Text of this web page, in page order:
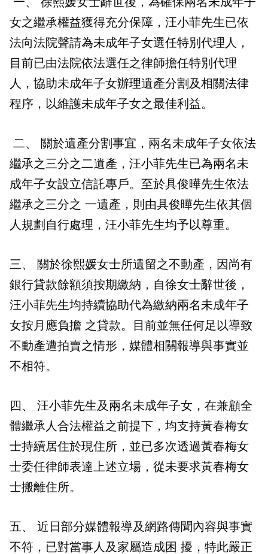
女之繼承權益獲得充分保障，汪小菲先生已依
法向法院聲請為未成年子女選任特別代理人，
目前已由法院依法選任之律師擔任特別代理
人，協助未成年子女辦理遺產分割及相關法律
程序，以維護未成年子女之最佳利益。
二、 關於遺產分割事宜，兩名未成年子女依法
繼承之三分之二遺產，汪小菲先生已為兩名未
成年子女設立信託專戶。至於具俊曄先生依法
繼承之三分之 一遺產，則由具俊曄先生依其個
人規劃自行處理，汪小菲先生均予以尊重。
三、 關於徐熙媛女士所遺留之不動產，因尚有
銀行貸款餘額須按期繳納，自徐女士辭世後，
汪小菲先生均持續協助代為繳納兩名未成年子
女按月應負擔 之貸款。目前並無任何足以導致
不動產遭拍賣之情形，媒體相關報導與事實並
不相符。
四、 汪小菲先生及兩名未成年子女，在兼顧全
體繼承人合法權益之前提下，均支持黃春梅女
士持續居住於現住所，並已多次透過黃春梅女
士委任律師表達上述立場，從未要求黃春梅女
士搬離住所。
五、 近日部分媒體報導及網路傳聞內容與事實
不符，已對當事人及家屬造成困 擾，特此嚴正